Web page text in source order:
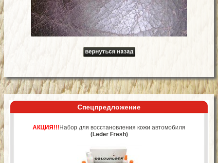
Спецпредложение
АКЦИЯ!!!Набор для восстановления кожи автомобиля
(Leder Fresh)